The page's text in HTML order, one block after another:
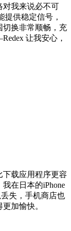
对我来说必不可
提供稳定信号，
切换非常顺畅，充
让我安心，
下载应用程序更容
在日本的iPhone
失，手机商店也
加愉快。